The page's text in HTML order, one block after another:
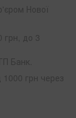
Нової
грн, до 3
Банк.
1000 грн через